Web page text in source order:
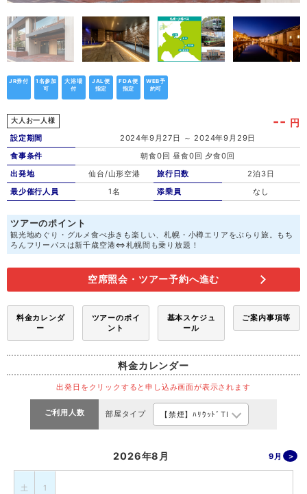
JR券付
1名参加
可
大浴場
付
JAL便
指定
FDA便
指定
WEB予
約可
大人お一人様 -- 円
設定期間
2024年9月27日 ～ 2024年9月29日
食事条件
朝食0回 昼食0回 夕食0回
出発地
仙台/山形空港
最少催行人員
1名
旅行日数
2泊3日
添乗員
なし
ツアーのポイント
観光地めぐり・グルメ食べ歩きも楽しい、札幌・小樽エリアをぶらり旅。もち
ろんフリーパスは新千歳空港⇔札幌間も乗り放題！
空席照会・ツアー予約へ進む
料金カレンダ
ー
ツアーのポイ
ント
基本スケジュ
ール
ご案内事項等
料金カレンダー
出発日をクリックすると申し込み画面が表示されます
ご利用人数 部屋タイプ
2026年8月 9月
土 1